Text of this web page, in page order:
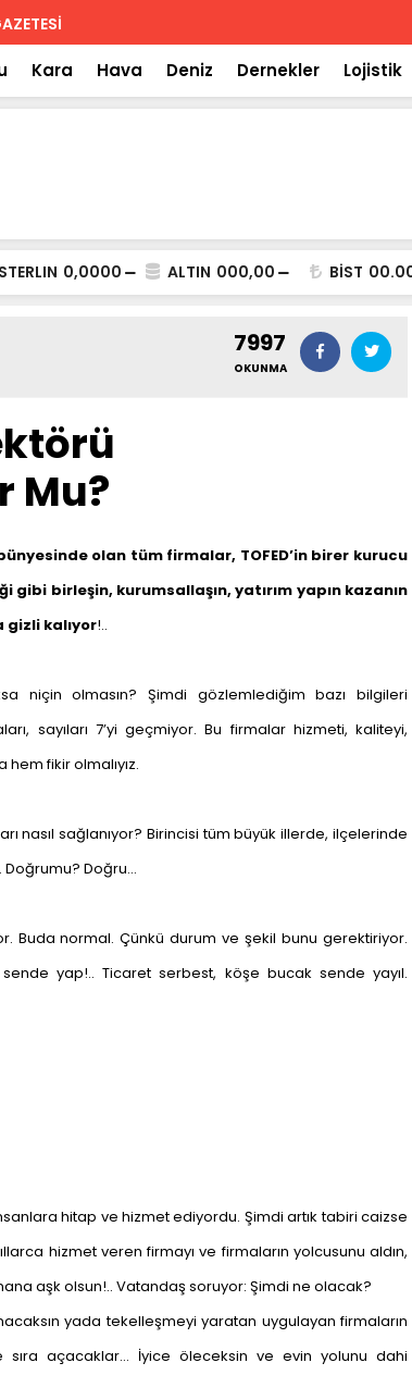
Kara Hava Deniz Dernekler Lojistik
STERLIN 0,0000 ALTIN 000,00 BİST
7997
OKUNMA
Mu?
olan tüm firmalar, TOFED’in birer kurucu
gibi birleşin, kurumsallaşın, yatırım yapın kazanın
gizli kalıyor!..
niçin olmasın? Şimdi gözlemlediğim bazı bilgileri
sayıları 7’yi geçmiyor. Bu firmalar hizmeti, kaliteyi,
fikir olmalıyız.
nasıl sağlanıyor? Birincisi tüm büyük illerde, ilçelerinde
Doğru…
Buda normal. Çünkü durum ve şekil bunu gerektiriyor.
yap!.. Ticaret serbest, köşe bucak sende yayıl.
hitap ve hizmet ediyordu. Şimdi artık tabiri caizse
hizmet veren firmayı ve firmaların yolcusunu aldın,
aşk olsun!.. Vatandaş soruyor: Şimdi ne olacak?
yada tekelleşmeyi yaratan uygulayan firmaların
sıra açacaklar… İyice öleceksin ve evin yolunu dahi